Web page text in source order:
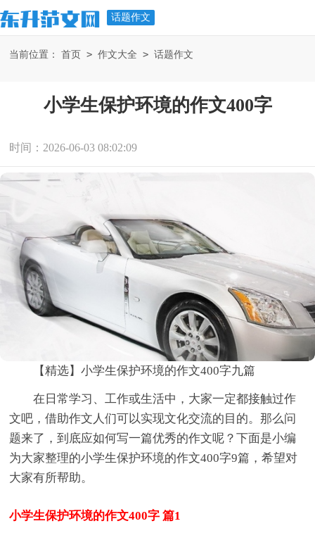
话题作文
当前位置： 首页 > 作文大全 > 话题作文
小学生保护环境的作文400字
时间：2026-06-03 08:02:09
【精选】小学生保护环境的作文400字九篇
在日常学习、工作或生活中，大家一定都接触过作
文吧，借助作文人们可以实现文化交流的目的。那么问
题来了，到底应如何写一篇优秀的作文呢？下面是小编
为大家整理的小学生保护环境的作文400字9篇，希望对
大家有所帮助。
小学生保护环境的作文400字 篇1